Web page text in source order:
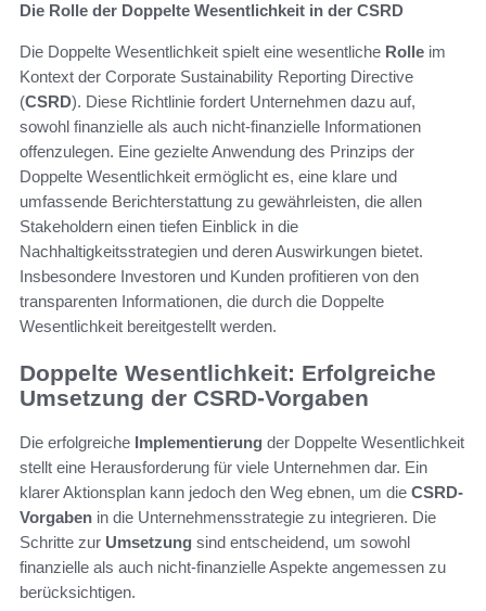
Die Rolle der Doppelte Wesentlichkeit in der CSRD
Die Doppelte Wesentlichkeit spielt eine wesentliche Rolle im
Kontext der Corporate Sustainability Reporting Directive
(CSRD). Diese Richtlinie fordert Unternehmen dazu auf,
sowohl finanzielle als auch nicht-finanzielle Informationen
offenzulegen. Eine gezielte Anwendung des Prinzips der
Doppelte Wesentlichkeit ermöglicht es, eine klare und
umfassende Berichterstattung zu gewährleisten, die allen
Stakeholdern einen tiefen Einblick in die
Nachhaltigkeitsstrategien und deren Auswirkungen bietet.
Insbesondere Investoren und Kunden profitieren von den
transparenten Informationen, die durch die Doppelte
Wesentlichkeit bereitgestellt werden.
Doppelte Wesentlichkeit: Erfolgreiche
Umsetzung der CSRD-Vorgaben
Die erfolgreiche Implementierung der Doppelte Wesentlichkeit
stellt eine Herausforderung für viele Unternehmen dar. Ein
klarer Aktionsplan kann jedoch den Weg ebnen, um die CSRD-
Vorgaben in die Unternehmensstrategie zu integrieren. Die
Schritte zur Umsetzung sind entscheidend, um sowohl
finanzielle als auch nicht-finanzielle Aspekte angemessen zu
berücksichtigen.